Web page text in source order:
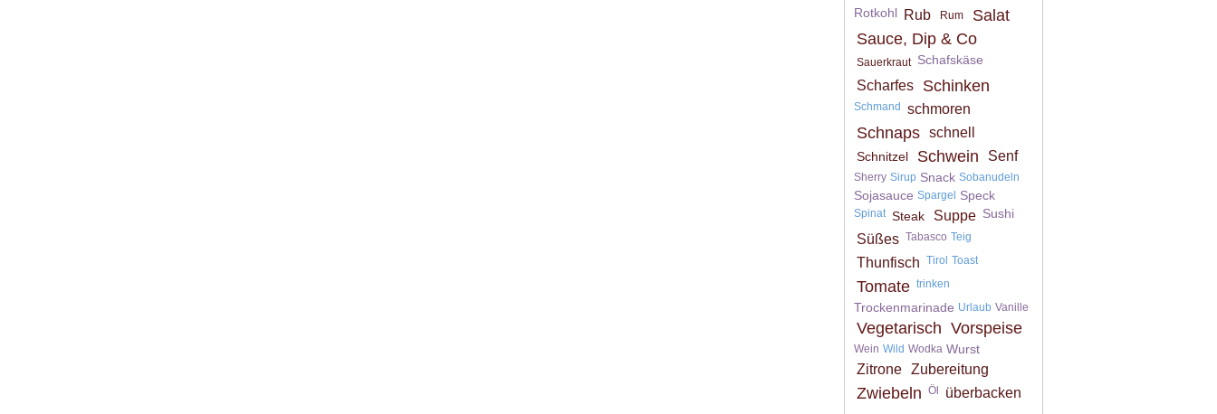
Rotkohl Rub Rum
Salat
Sauce, Dip & Co
Sauerkraut Schafskäse
Scharfes Schinken
Schmand schmoren
Schnaps schnell
Schnitzel Schwein Senf
Sherry Sirup Snack Sobanudeln
Sojasauce Spargel Speck
Spinat Steak Suppe Sushi
Süßes Tabasco Teig
Thunfisch Tirol Toast
Tomate trinken
Trockenmarinade Urlaub Vanille
Vegetarisch Vorspeise
Wein Wild Wodka Wurst
Zitrone Zubereitung
Zwiebeln Öl überbacken